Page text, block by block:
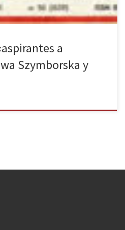
a
Szymborska y